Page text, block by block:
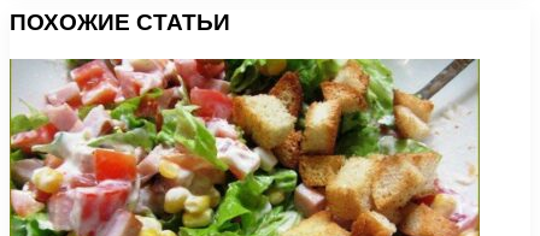
ПОХОЖИЕ СТАТЬИ